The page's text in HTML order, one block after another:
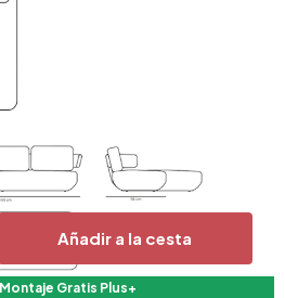
Añadir a la cesta
Gratis Plus+